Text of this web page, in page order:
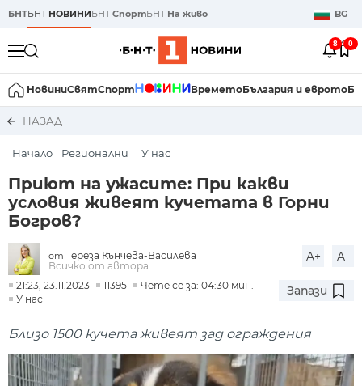
БНТБНТ НОВИНИБНТСпортБНТ На живо BG
8 0
НовиниСвятСпорт ВреметоБългария и еврото
НАЗАД
Начало Регионални У нас
Приют на ужасите: При какви
условия живеят кучетата в Горни
Богров?
от Тереза Кънчева-Василева
Всичко от автора
A+ A-
21:23, 23.11.2023 11395
Чете се за: 04:30 мин.
У нас
Запази
Близо 1500 кучета живеят зад ограждения